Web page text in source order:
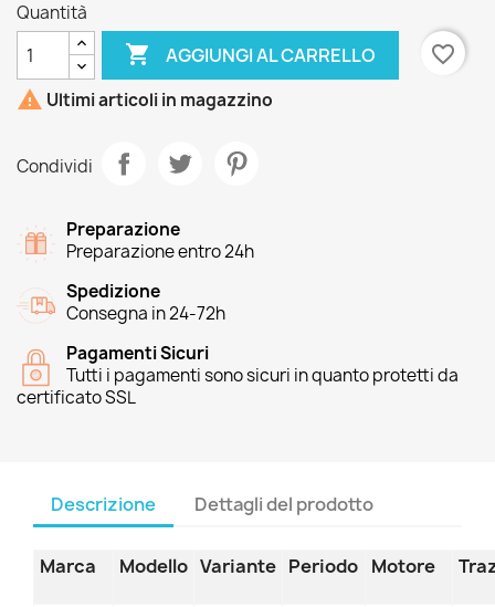
Quantità
 AGGIUNGI AL CARRELLO
favorite_border
 Ultimi articoli in magazzino
Condividi
Preparazione
Preparazione entro 24h
Spedizione
Consegna in 24-72h
Pagamenti Sicuri
Tutti i pagamenti sono sicuri in quanto protetti da
certificato SSL
Descrizione Dettagli del prodotto
Marca Modello Variante Periodo Motore